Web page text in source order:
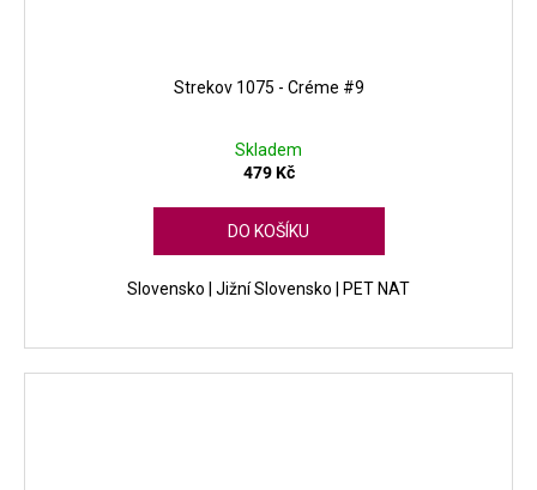
Strekov 1075 - Créme #9
Skladem
479 Kč
DO KOŠÍKU
Slovensko | Jižní Slovensko | PET NAT